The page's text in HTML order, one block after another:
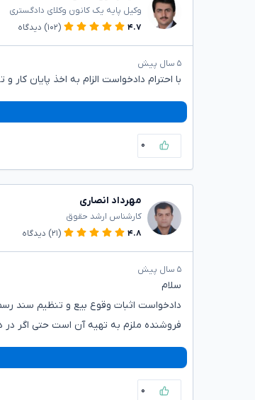
وکیل پایه یک کانون وکلای دادگستری
۴.۷
(۱۰۲) دیدگاه
۵ سال پیش
با احترام دادخواست الزام به اخذ پایان
۰
مهرداد انصاری
کارشناس ارشد حقوق
۴.۸
(۲۱) دیدگاه
۵ سال پیش
سلام
دادخواست اثبات وقوع بیع و تنظیم سند
فروشنده ملزم به تهیه آن است حتی اگر در
۰